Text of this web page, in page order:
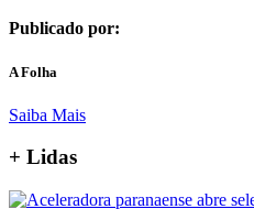
Publicado por:
A Folha
Saiba Mais
+ Lidas